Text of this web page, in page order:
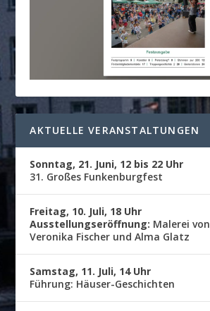
AKTUELLE VERANSTALTUNGEN
Sonntag, 21. Juni, 12 bis 22 Uhr
31. Großes Funkenburgfest
Freitag, 10. Juli, 18 Uhr
Ausstellungseröffnung: Malerei von
Veronika Fischer und Alma Glatz
Samstag, 11. Juli, 14 Uhr
Führung: Häuser-Geschichten